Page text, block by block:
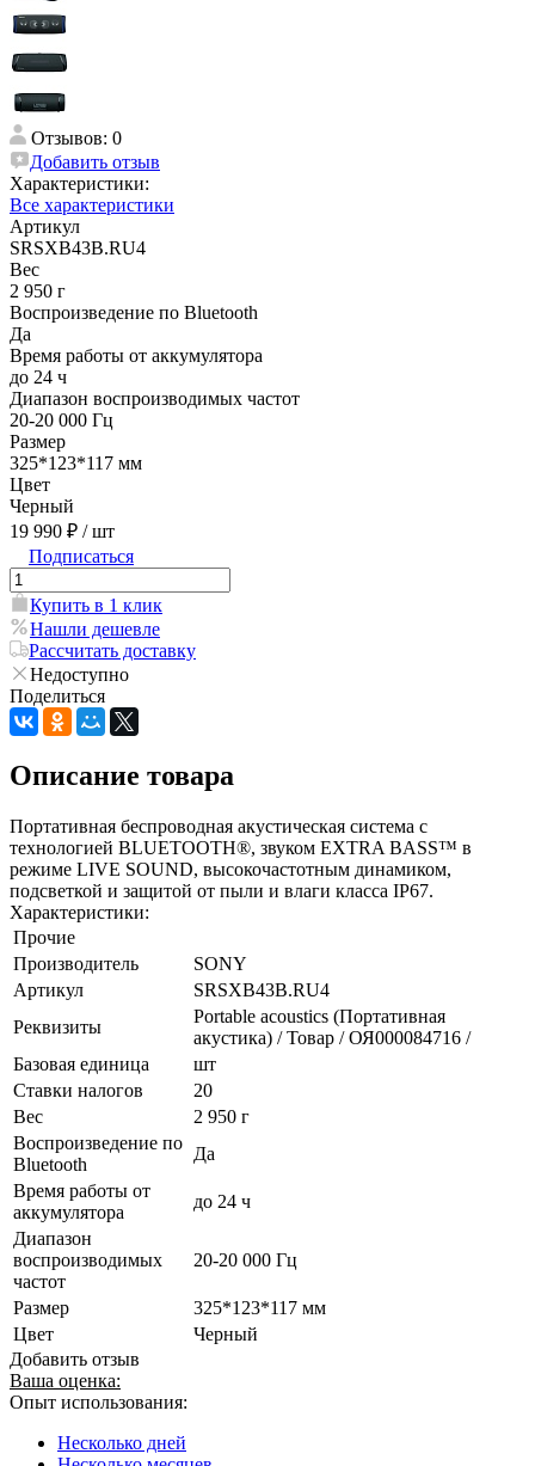
Отзывов: 0
Добавить отзыв
Характеристики:
Все характеристики
Артикул
SRSXB43B.RU4
Вес
2 950 г
Воспроизведение по Bluetooth
Да
Время работы от аккумулятора
до 24 ч
Диапазон воспроизводимых частот
20-20 000 Гц
Размер
325*123*117 мм
Цвет
Черный
19 990 ₽ / шт
Подписаться
Купить в 1 клик
Нашли дешевле
Рассчитать доставку
Недоступно
Поделиться
Описание товара
Портативная беспроводная акустическая система с
технологией BLUETOOTH®, звуком EXTRA BASS™ в
режиме LIVE SOUND, высокочастотным динамиком,
подсветкой и защитой от пыли и влаги класса IP67.
Характеристики:
Прочие
Производитель
SONY
Артикул
SRSXB43B.RU4
Реквизиты
Portable acoustics (Портативная
акустика) / Товар / ОЯ000084716 /
Базовая единица
шт
Ставки налогов
20
Вес
2 950 г
Воспроизведение по
Bluetooth
Да
Время работы от
аккумулятора
до 24 ч
Диапазон
воспроизводимых
частот
20-20 000 Гц
Размер
325*123*117 мм
Цвет
Черный
Добавить отзыв
Ваша оценка:
Опыт использования:
Несколько дней